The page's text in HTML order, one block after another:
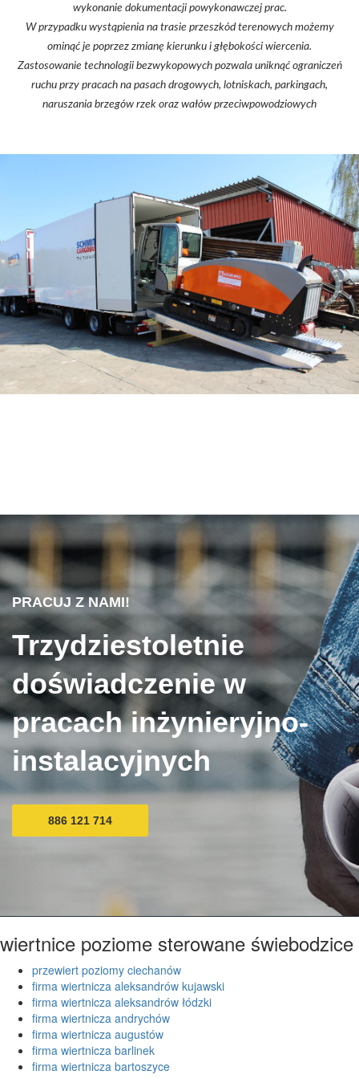
wykonanie dokumentacji powykonawczej prac.
W przypadku wystąpienia na trasie przeszkód terenowych możemy
ominąć je poprzez zmianę kierunku i głębokości wiercenia.
Zastosowanie technologii bezwykopowych pozwala uniknąć ograniczeń
ruchu przy pracach na pasach drogowych, lotniskach, parkingach,
naruszania brzegów rzek oraz wałów przeciwpowodziowych
PRACUJ Z NAMI!
Trzydziestoletnie
doświadczenie w
pracach inżynieryjno-
instalacyjnych
886 121 714
wiertnice poziome sterowane świebodzice
przewiert poziomy ciechanów
firma wiertnicza aleksandrów kujawski
firma wiertnicza aleksandrów łódzki
firma wiertnicza andrychów
firma wiertnicza augustów
firma wiertnicza barlinek
firma wiertnicza bartoszyce